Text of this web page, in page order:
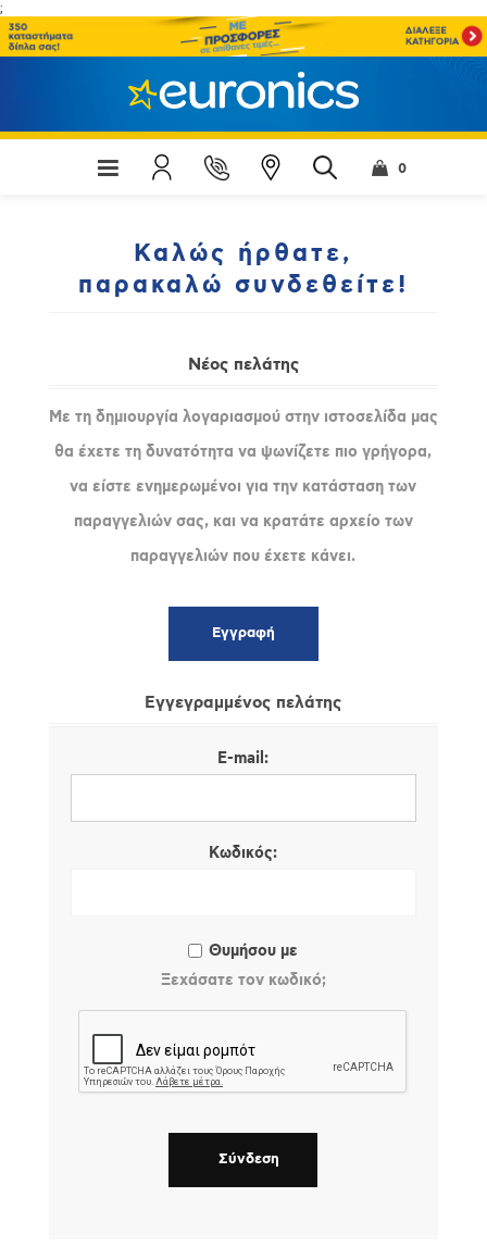
;
0
Καλώς ήρθατε,
παρακαλώ συνδεθείτε!
Νέος πελάτης
Με τη δημιουργία λογαριασμού στην ιστοσελίδα μας
θα έχετε τη δυνατότητα να ψωνίζετε πιο γρήγορα,
να είστε ενημερωμένοι για την κατάσταση των
παραγγελιών σας, και να κρατάτε αρχείο των
παραγγελιών που έχετε κάνει.
Εγγεγραμμένος πελάτης
E-mail:
Κωδικός:
Θυμήσου με
Ξεχάσατε τον κωδικό;